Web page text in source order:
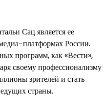
Сац является ее
платформах России.
программ, как «Вести»,
своему профессионализму
зрителей и стать
страны.